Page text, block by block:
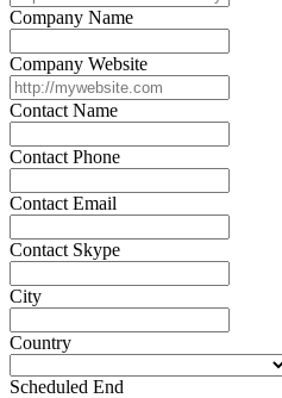
Company Name
Company Website
Contact Name
Contact Phone
Contact Email
Contact Skype
City
Country
Scheduled End